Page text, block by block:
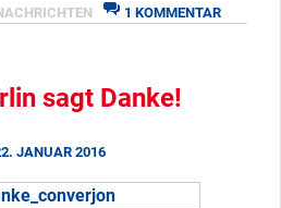
1 KOMMENTARZU
sagt Danke!
JANUAR 2016